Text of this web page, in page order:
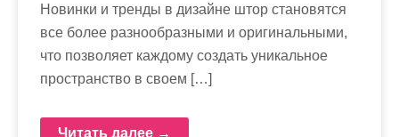
Новинки и тренды в дизайне штор становятся
все более разнообразными и оригинальными,
что позволяет каждому создать уникальное
пространство в своем […]
Читать далее →